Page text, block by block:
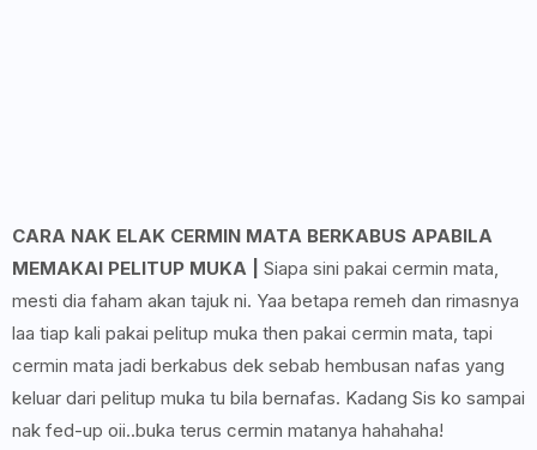
CARA NAK ELAK CERMIN MATA BERKABUS APABILA
MEMAKAI PELITUP MUKA |
Siapa sini pakai cermin mata,
mesti dia faham akan tajuk ni. Yaa betapa remeh dan rimasnya
laa tiap kali pakai pelitup muka then pakai cermin mata, tapi
cermin mata jadi berkabus dek sebab hembusan nafas yang
keluar dari pelitup muka tu bila bernafas. Kadang Sis ko sampai
nak fed-up oii..buka terus cermin matanya hahahaha!